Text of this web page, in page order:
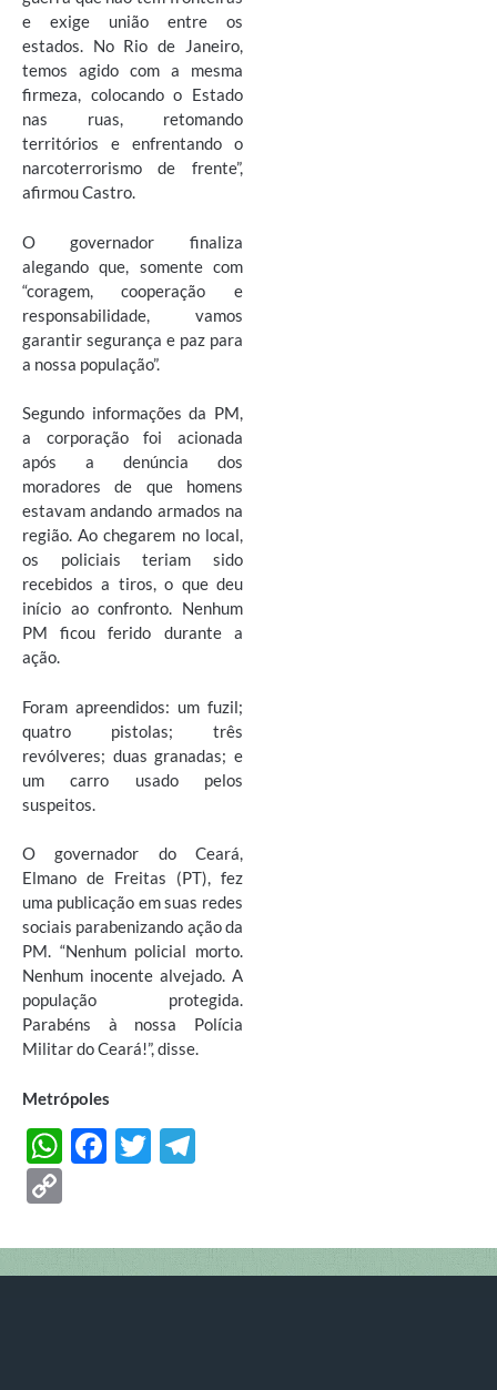
e exige união entre os
estados. No Rio de Janeiro,
temos agido com a mesma
firmeza, colocando o Estado
nas ruas, retomando
territórios e enfrentando o
narcoterrorismo de frente”,
afirmou Castro.
O governador finaliza
alegando que, somente com
“coragem, cooperação e
responsabilidade, vamos
garantir segurança e paz para
a nossa população”.
Segundo informações da PM,
a corporação foi acionada
após a denúncia dos
moradores de que homens
estavam andando armados na
região. Ao chegarem no local,
os policiais teriam sido
recebidos a tiros, o que deu
início ao confronto. Nenhum
PM ficou ferido durante a
ação.
Foram apreendidos: um fuzil;
quatro pistolas; três
revólveres; duas granadas; e
um carro usado pelos
suspeitos.
O governador do Ceará,
Elmano de Freitas (PT), fez
uma publicação em suas redes
sociais parabenizando ação da
PM. “Nenhum policial morto.
Nenhum inocente alvejado. A
população protegida.
Parabéns à nossa Polícia
Militar do Ceará!”, disse.
Metrópoles
W
s
A
F
b
o
T
er gr
a
p